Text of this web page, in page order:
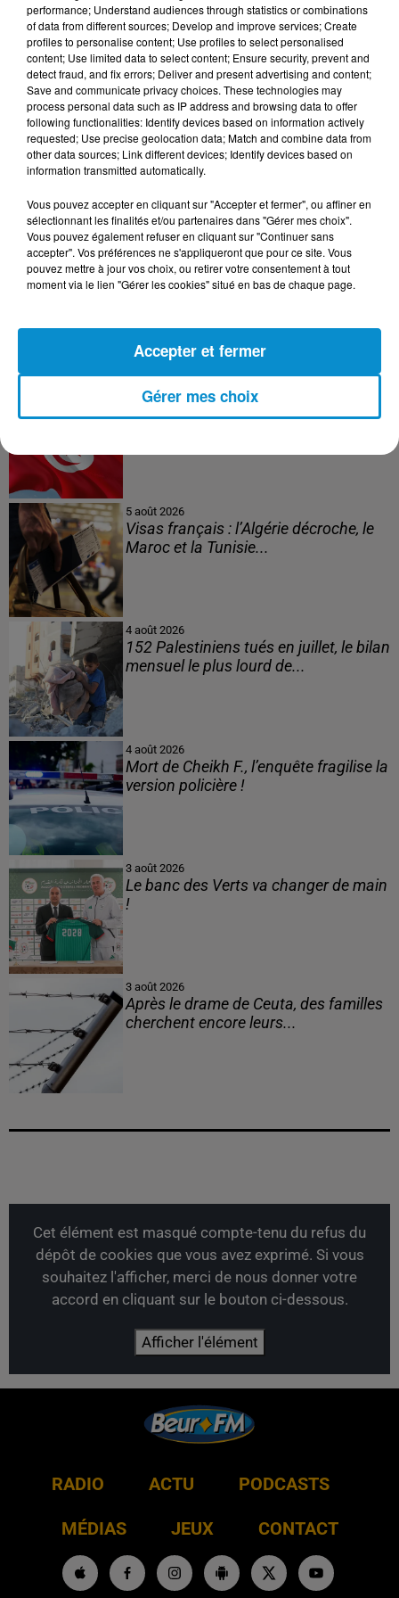
dire aux routiers qui rentraient dans sa buvette qu'on
faisait un film sur elle. Très impliqué, c'est elle qui a
proposé au réalisateur certaines séquences, elle savait
ce qu'il devait filmer.
Elle a assisté à l'avant-première du film à Alger, mais
pendant la projection elle appelait des amis et des
clients pour leur dire que son film passait au cinéma et
prendre des nouvelles de son chat.
Le film a reçu le Léopard du Meilleur Réalisateur
émergent au Festival international du film de Locarno,
dans la Compétition Cinéaste du présent.
7 août 2026
5 août 2026
Visas français : l’Algérie décroche, le
Maroc et la Tunisie...
4 août 2026
152 Palestiniens tués en juillet, le bilan
mensuel le plus lourd de...
4 août 2026
Mort de Cheikh F., l’enquête fragilise la
version policière !
3 août 2026
Le banc des Verts va changer de main
!
3 août 2026
Après le drame de Ceuta, des familles
cherchent encore leurs...
Cet élément est masqué compte-tenu du refus du
dépôt de cookies que vous avez exprimé. Si vous
souhaitez l'afficher, merci de nous donner votre
accord en cliquant sur le bouton ci-dessous.
Afficher l'élément
RADIO ACTU PODCASTS
MÉDIAS JEUX CONTACT
performance; Understand audiences through statistics or combinations
of data from different sources; Develop and improve services; Create
profiles to personalise content; Use profiles to select personalised
content; Use limited data to select content; Ensure security, prevent and
detect fraud, and fix errors; Deliver and present advertising and content;
Save and communicate privacy choices. These technologies may
process personal data such as IP address and browsing data to offer
following functionalities: Identify devices based on information actively
requested; Use precise geolocation data; Match and combine data from
other data sources; Link different devices; Identify devices based on
information transmitted automatically.
Vous pouvez accepter en cliquant sur "Accepter et fermer", ou affiner en
sélectionnant les finalités et/ou partenaires dans "Gérer mes choix".
Vous pouvez également refuser en cliquant sur "Continuer sans
accepter". Vos préférences ne s'appliqueront que pour ce site. Vous
pouvez mettre à jour vos choix, ou retirer votre consentement à tout
moment via le lien "Gérer les cookies" situé en bas de chaque page.
Gérer mes choix
Accepter et fermer